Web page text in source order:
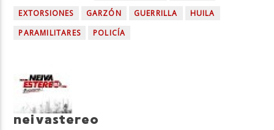
EXTORSIONES
GARZÓN GUERRILLA
HUILA
PARAMILITARES
POLICÍA
neivastereo